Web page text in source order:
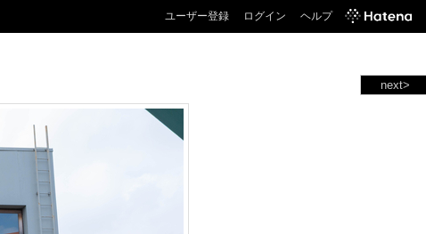
ユーザー登録 ログイン ヘルプ
next>